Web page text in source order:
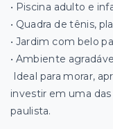
• Piscina adulto e
• Quadra de tênis,
• Jardim com belo
• Ambiente
Ideal para morar,
investir em uma
paulista.